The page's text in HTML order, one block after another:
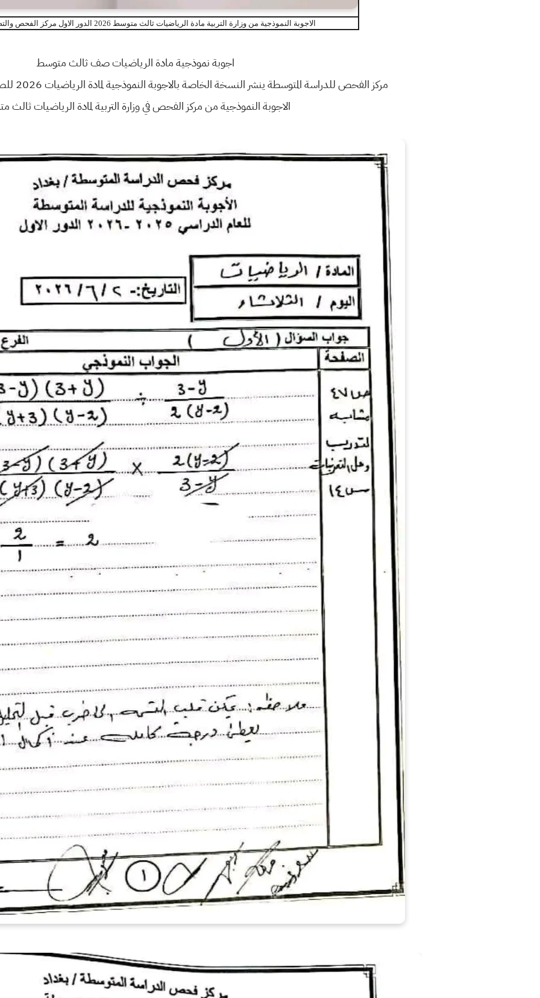
الاجوبة النموذجية من وزارة التربية مادة الرياضيات ثالث متوسط 2026 الدور الاول مركز الفحص والتصحيح الكنترول
اجوبة نموذجية مادة الرياضيات صف ثالث متوسط
مركز الفحص للدراسة المتوسطة ينشر النسخة الخاصة بالاجوبة النموذجية لمادة الرياضيات 2026 للصف الثالث متوسط الدور الاول
الاجوبة النموذجية من مركز الفحص في وزارة التربية لمادة الرياضيات ثالث